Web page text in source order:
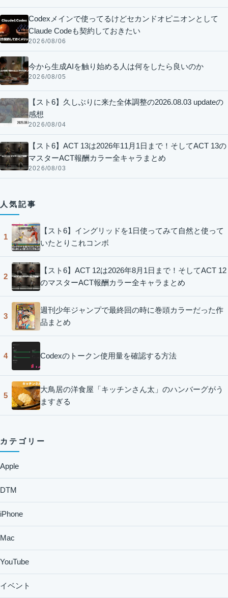
Codexメインで使ってるけどセカンドオピニオンとして
Claude Codeも契約しておきたい
2026/08/06
今から生成AIを触り始める人は何をしたら良いのか
2026/08/05
【スト6】久しぶりに来た全体調整の2026.08.03 updateの
感想
2026/08/04
【スト6】ACT 13は2026年11月1日まで！そしてACT 13の
マスターACT報酬カラー全キャラまとめ
2026/08/03
人気記事
1
【スト6】イングリッドを1日使ってみて自然と使って
いたとりこれコンボ
2
【スト6】ACT 12は2026年8月1日まで！そしてACT 12
のマスターACT報酬カラー全キャラまとめ
3
週刊少年ジャンプで最終回の時に巻頭カラーだった作
品まとめ
4 Codexのトークン使用量を確認する方法
5
大鳥居の洋食屋「キッチンさん太」のハンバーグがう
ますぎる
カテゴリー
Apple
DTM
iPhone
Mac
YouTube
イベント